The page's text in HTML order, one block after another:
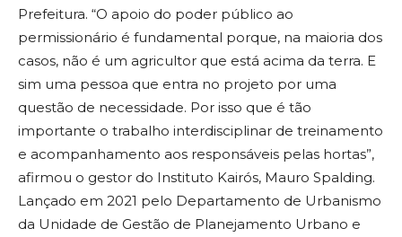
Prefeitura. “O apoio do poder público ao
permissionário é fundamental porque, na maioria dos
casos, não é um agricultor que está acima da terra. E
sim uma pessoa que entra no projeto por uma
questão de necessidade. Por isso que é tão
importante o trabalho interdisciplinar de treinamento
e acompanhamento aos responsáveis pelas hortas”,
afirmou o gestor do Instituto Kairós, Mauro Spalding.
Lançado em 2021 pelo Departamento de Urbanismo
da Unidade de Gestão de Planejamento Urbano e